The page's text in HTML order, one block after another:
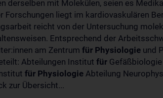
derselben mit Molekülen, seien es
Forschungen liegt im kardiovaskulären
reicht von der Untersuchung
Entsprechend der
am Zentrum für Physiologie und
Abteilungen Institut für
für Physiologie Abteilung
zur Übersicht...